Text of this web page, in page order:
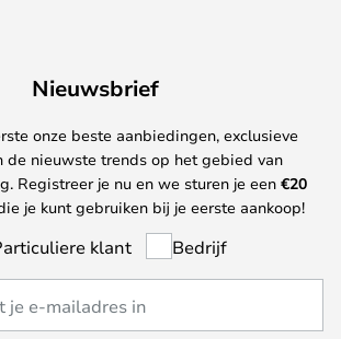
Nieuwsbrief
onze beste aanbiedingen, exclusieve
de nieuwste trends op het gebied van
Registreer je nu en we sturen je een €20
je kunt gebruiken bij je eerste aankoop!
klant Bedrijf